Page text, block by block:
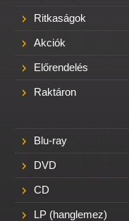
Ritkaságok
Akciók
Előrendelés
Raktáron
Blu-ray
DVD
CD
LP (hanglemez)